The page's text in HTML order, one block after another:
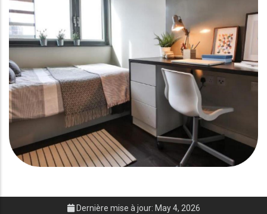
Dernière mise à jour: May 4, 2026